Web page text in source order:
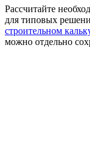
Рассчитайте
для типовых
строительном
можно отдельно